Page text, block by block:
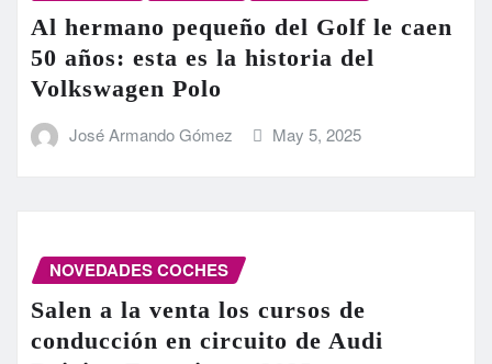
Al hermano pequeño del Golf le caen
50 años: esta es la historia del
Volkswagen Polo
José Armando Gómez May 5, 2025
NOVEDADES COCHES
Salen a la venta los cursos de
conducción en circuito de Audi